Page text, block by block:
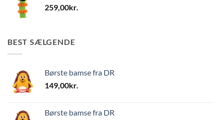
259,00kr.
BEST SÆLGENDE
Børste bamse fra DR
149,00kr.
Børste bamse fra DR